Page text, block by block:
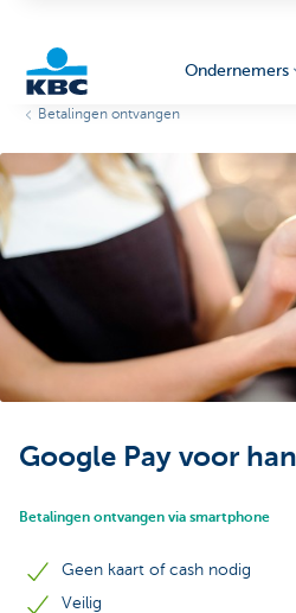
Ondernemers
Ondernemers
Betalingen ontvangen
Google Pay voor
Betalingen ontvangen via smartphone
Geen kaart of cash nodig
Veilig